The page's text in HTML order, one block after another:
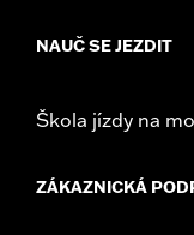
NAUČ SE JEZDIT
Škola jízdy na
ZÁKAZNICKÁ